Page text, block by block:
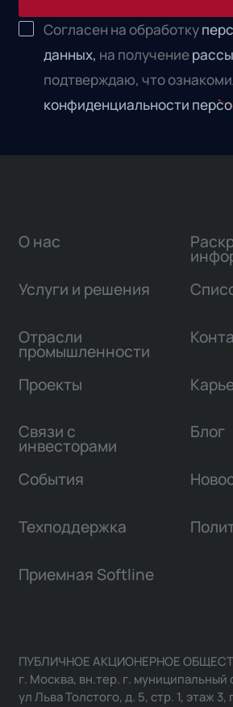
Согласен на обработку
данных, на получение
подтверждаю, что
конфиденциальности
О нас
Услуги и решения
Отрасли
промышленности
Проекты
Связи с
инвесторами
Блог
События
Техподдержка
Приемная Softline
ПУБЛИЧНОЕ АКЦИОНЕРНОЕ
г. Москва, вн.тер. г. муниципальный
ул Льва Толстого, д. 5, стр. 1, этаж